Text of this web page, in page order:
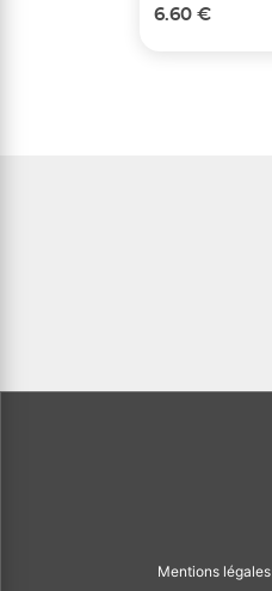
6.60 €
Mentions légales